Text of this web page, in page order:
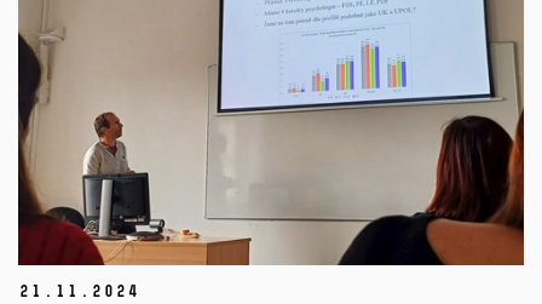
21. 11. 2024